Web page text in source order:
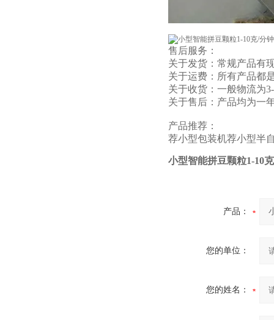
售后服务：
关于发货：常规产品有
关于运费：所有产品都
关于收货：一般物流为
关于售后：产品均为一
产品推荐：
荐小型包装机荐小型半
小型智能拼豆颗粒1-10
产品：
您的单位：
您的姓名：